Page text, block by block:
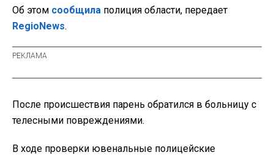
Об этом сообщила полиция области, передает
RegioNews.
После происшествия парень обратился в больницу с
телесными повреждениями.
В ходе проверки ювенальные полицейские